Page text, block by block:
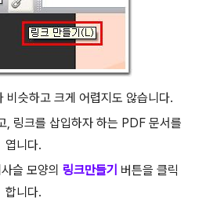
비슷하고 크게 어렵지도 않습니다.
링크를 삽입하자 하는 PDF 문서를
엽니다.
슬 모양의 링크만들기 버튼을 클릭
합니다.